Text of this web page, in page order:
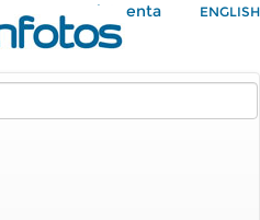
Mi Cuenta ENGLISH